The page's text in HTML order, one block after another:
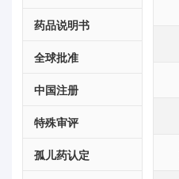
药品说明书
全球批准
中国注册
特殊审评
孤儿药认定